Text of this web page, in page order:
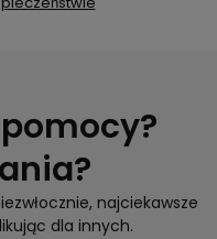
najciekawsze
dla innych.